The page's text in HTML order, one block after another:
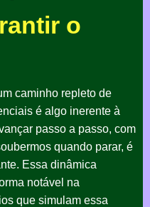
o
caminho repleto de
é algo inerente à
passo a passo, com
quando parar, é
Essa dinâmica
notável na
que simulam essa